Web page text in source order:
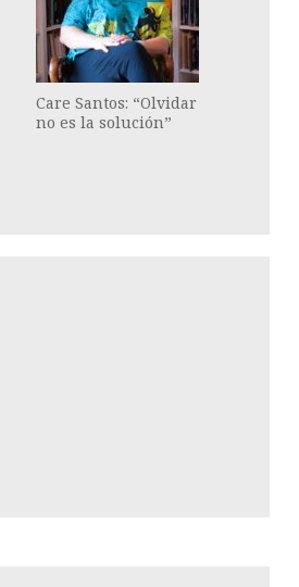
Care Santos: “Olvidar
no es la solución”